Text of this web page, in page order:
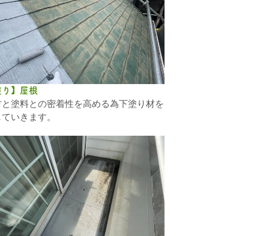
】屋根
塗料との密着性を高める為下塗り材を
いきます。